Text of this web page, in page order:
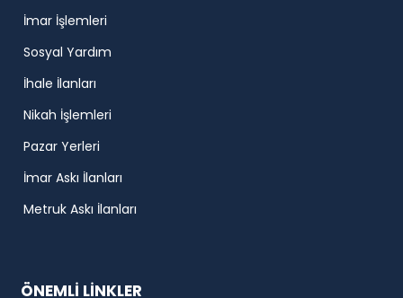
İmar İşlemleri
Sosyal Yardım
İhale İlanları
Nikah İşlemleri
Pazar Yerleri
İmar Askı İlanları
Metruk Askı İlanları
ÖNEMLİ LİNKLER